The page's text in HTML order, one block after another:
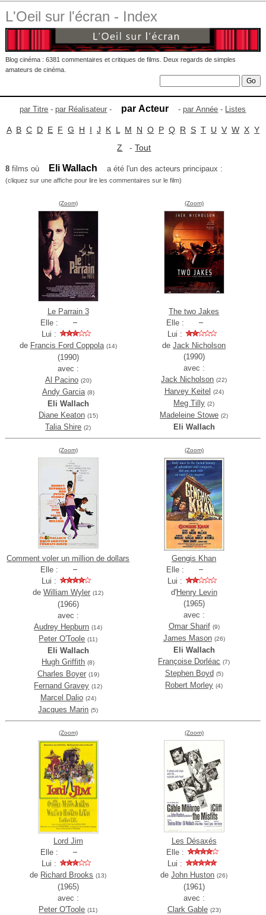
L'Oeil sur l'écran - Index
Blog cinéma : 6381 commentaires et critiques de films. Deux regards de simples
amateurs de cinéma.
par Titre -par Réalisateur - par Acteur -par Année - Listes
A B C D E F G H I J K L M N O P Q R S T U V W X Y
Z -Tout
8films où Eli Wallach a été l'un des acteurs principaux :
(cliquez sur une affiche pour lire les commentaires sur le film)
(Zoom)
Le Parrain 3
Elle :
Lui :
de Francis Ford Coppola (14)
(1990)
avec :
Al Pacino (20)
Andy Garcia (8)
Eli Wallach
Diane Keaton (15)
Talia Shire (2)
(Zoom)
The two Jakes
Elle :
Lui :
deJack Nicholson
(1990)
avec :
Jack Nicholson (22)
Harvey Keitel (24)
Meg Tilly (2)
Madeleine Stowe (2)
Eli Wallach
(Zoom)
Comment voler un million de dollars
Elle :
Lui :
deWilliam Wyler (12)
(1966)
avec :
Audrey Hepburn (14)
Peter O'Toole (11)
Eli Wallach
Hugh Griffith (8)
Charles Boyer (19)
Fernand Gravey (12)
Marcel Dalio (24)
Jacques Marin (5)
(Zoom)
Gengis Khan
Elle :
Lui :
d'Henry Levin
(1965)
avec :
Omar Sharif (9)
James Mason (26)
Eli Wallach
Françoise Dorléac (7)
Stephen Boyd (5)
Robert Morley (4)
(Zoom)
Lord Jim
Elle :
Lui :
de Richard Brooks (13)
(1965)
avec :
Peter O'Toole (11)
(Zoom)
Les Désaxés
Elle :
Lui :
deJohn Huston (26)
(1961)
avec :
Clark Gable (23)